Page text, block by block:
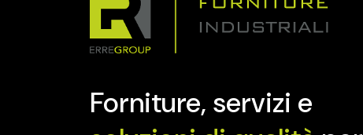
Forniture, servizi e